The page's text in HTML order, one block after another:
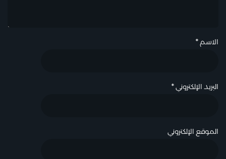
الاسم *
البريد الإلكتروني*
الموقع الإلكتروني